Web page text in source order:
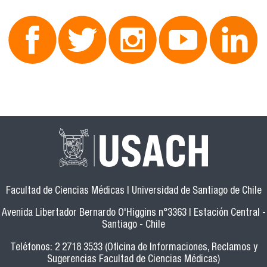
Facultad de Ciencias Médicas | Universidad de Santiago de Chile
Avenida Libertador Bernardo O'Higgins n°3363 | Estación Central -
Santiago - Chile
Teléfonos: 2 2718 3533 (Oficina de Informaciones, Reclamos y
Sugerencias Facultad de Ciencias Médicas)